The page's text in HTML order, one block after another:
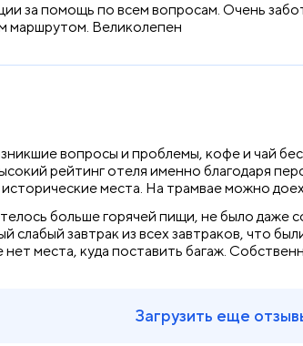
за помощь по всем вопросам. Очень
маршрутом. Великолепен
вопросы и проблемы, кофе и чай
рейтинг отеля именно благодаря
места. На трамвае можно
больше горячей пищи, не было даже
завтрак из всех завтраков, что
места, куда поставить багаж.
Загрузить еще